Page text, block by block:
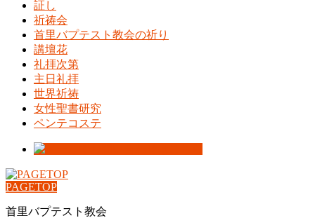
証し
祈祷会
首里バプテスト教会の祈り
講壇花
礼拝次第
主日礼拝
世界祈祷
女性聖書研究
ペンテコステ
PAGETOP
首里バプテスト教会